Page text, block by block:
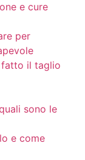
e cure
per
fatto il taglio
sono le
e come